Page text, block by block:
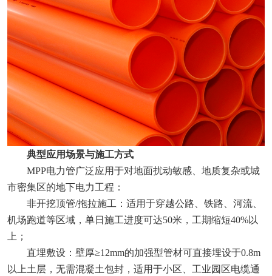
典型应用场景与施工方式‌
MPP电力管广泛应用于对地面扰动敏感、地质复杂或城
市密集区的地下电力工程：
非开挖顶管/拖拉施工‌：适用于穿越公路、铁路、河流、
机场跑道等区域，单日施工进度可达50米，工期缩短40%以
上；
直埋敷设‌：壁厚≥12mm的加强型管材可直接埋设于0.8m
以上土层，无需混凝土包封，适用于小区、工业园区电缆通